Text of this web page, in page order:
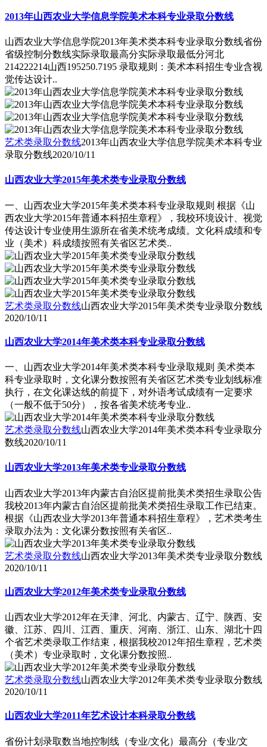
2013年山西农业大学信息学院美术本科专业录取分数线
山西农业大学信息学院2013年美术类本科专业录取分数线省份
省级控制分数线实际录取最高分实际录取最低分河北
214222214山西195250.7195 录取规则：美术本科招生专业含视
觉传达设计..
艺术类录取分数线2013年山西农业大学信息学院美术本科专业
录取分数线2020/10/11
山西农业大学2015年美术类专业录取分数线
一、山西农业大学2015年美术类本科专业录取规则 根据《山
西农业大学2015年普通本科招生章程》，我校环境设计、视觉
传达设计专业使用生源所在省美术统考成绩。文化科成绩和专
业（美术）科成绩按照有关省区艺术类..
艺术类录取分数线山西农业大学2015年美术类专业录取分数线
2020/10/11
山西农业大学2014年美术类本科专业录取分数线
一、山西农业大学2014年美术类本科专业录取规则 美术类本
科专业录取时，文化课分数按照有关省区艺术类专业划线标准
执行，在文化课达线的前提下，对外语考试成绩有一定要求
（一般不低于50分），按各省美术统考专业..
艺术类录取分数线山西农业大学2014年美术类本科专业录取分
数线2020/10/11
山西农业大学2013年美术类专业录取分数线
山西农业大学2013年内蒙古自治区提前批美术类招生录取公告
我校2013年内蒙古自治区提前批美术类招生录取工作已结束。
根据《山西农业大学2013年普通本科招生章程》，艺术类考生
录取办法为：文化课分数按照有关省区..
艺术类录取分数线山西农业大学2013年美术类专业录取分数线
2020/10/11
山西农业大学2012年美术类专业录取分数线
山西农业大学2012年在天津、河北、内蒙古、辽宁、陕西、安
徽、江苏、四川、江西、重庆、河南、浙江、山东、湖北十四
个省艺术类录取工作结束，根据我校2012年招生章程，艺术类
（美术）专业录取时，文化课分数按照..
艺术类录取分数线山西农业大学2012年美术类专业录取分数线
2020/10/11
山西农业大学2011年艺术设计本科录取分数线
省份计划录取数当地控制线（专业/文化）最高分（专业/文